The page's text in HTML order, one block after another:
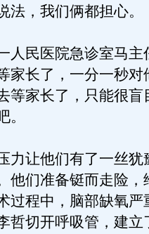
法，我们俩都担心。
民医院急诊室马主
家长了，一分一秒对
等家长了，只能很盲
让他们有了一丝犹
他们准备铤而走险，
过程中，脑部缺氧严
哲切开呼吸管，建立